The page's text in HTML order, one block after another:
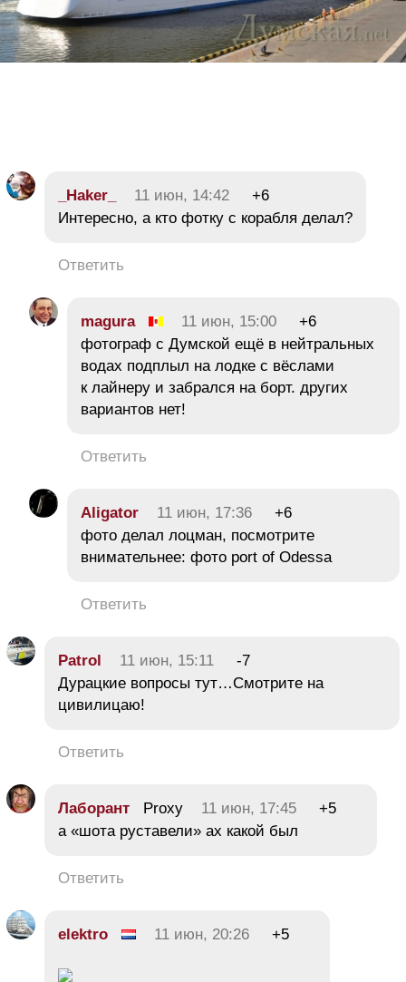
_Haker_ 11 июн, 14:42
+6
Интересно, а кто фотку с корабля делал?
Ответить
magura 11 июн, 15:00
+6
фотограф с Думской ещё в нейтральных
водах подплыл на лодке с вёслами
к лайнеру и забрался на борт. других
вариантов нет!
Ответить
Aligator 11 июн, 17:36
+6
фото делал лоцман, посмотрите
внимательнее: фото port of Odessa
Ответить
Patrol 11 июн, 15:11
-7
Дурацкие вопросы тут…Смотрите на
цивилицаю!
Ответить
Лаборант Proxy 11 июн, 17:45
+5
а «шота руставели» ах какой был
Ответить
elektro 11 июн, 20:26 +5